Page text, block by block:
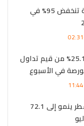
أرباح قامكو القطرية تنخفض 95% في
"ثاندر" تستحوذ على 25.1% من قيم تداول
في الأسبوع
الاحتياطي الأجنبي لقطر ينمو إلى 72.1